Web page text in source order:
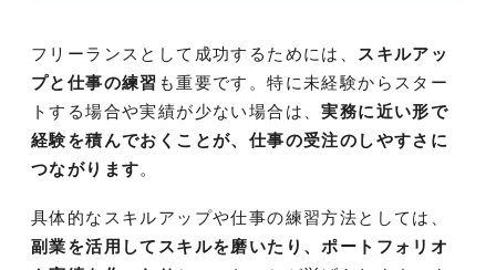
フリーランスとして成功するためには、
スキルアッ
プと仕事の練習 も重要です。特に未経験からスター
トする場合や実績が少ない場合は、実務に近い形で
経験を積んでおくことが、仕事の受注のしやすさに
つながります。
具体的なスキルアップや仕事の練習方法としては、
副業を活用してスキルを磨いたり、ポートフォリオ